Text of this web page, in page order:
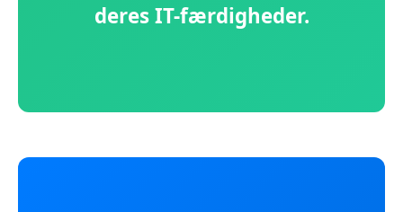
deres IT-færdigheder.